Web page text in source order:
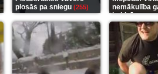
plosās pa sniegu (255)
nemākulība
beidzās ar
(289)